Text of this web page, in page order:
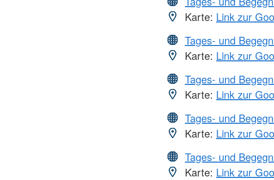
Karte: Link zur
Tages- und
Karte: Link zur
Tages- und
Karte: Link zur
Tages- und
Karte: Link zur
Tages- und
Karte: Link zur